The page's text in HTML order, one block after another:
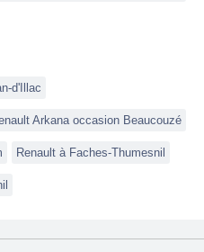
d'Illac
Arkana occasion Beaucouzé
Renault à Faches-Thumesnil